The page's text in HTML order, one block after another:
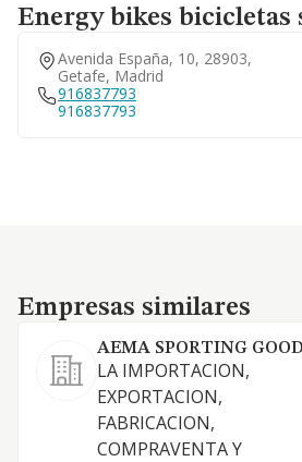
Energy bikes bicicletas
Avenida España, 10, 28903,
Getafe, Madrid
916837793
916837793
Empresas similares
Empresas similares
AEMA SPORTING
LA IMPORTACION,
EXPORTACION,
FABRICACION,
COMPRAVENTA Y